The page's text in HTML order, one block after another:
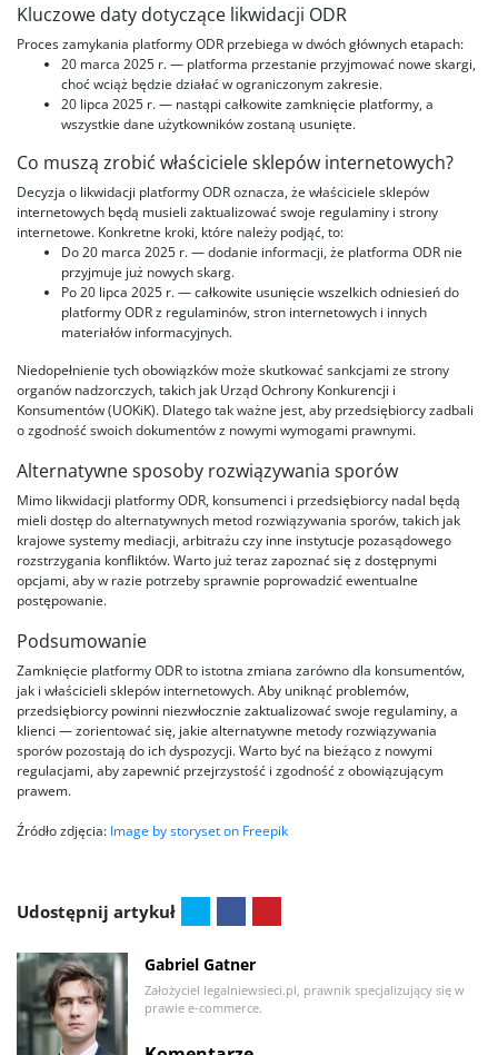
Kluczowe daty dotyczące likwidacji ODR
Proces zamykania platformy ODR przebiega w dwóch głównych etapach:
20 marca 2025 r. — platforma przestanie przyjmować nowe skargi,
choć wciąż będzie działać w ograniczonym zakresie.
20 lipca 2025 r. — nastąpi całkowite zamknięcie platformy, a
wszystkie dane użytkowników zostaną usunięte.
Co muszą zrobić właściciele sklepów internetowych?
Decyzja o likwidacji platformy ODR oznacza, że właściciele sklepów
internetowych będą musieli zaktualizować swoje regulaminy i strony
internetowe. Konkretne kroki, które należy podjąć, to:
Do 20 marca 2025 r. — dodanie informacji, że platforma ODR nie
przyjmuje już nowych skarg.
Po 20 lipca 2025 r. — całkowite usunięcie wszelkich odniesień do
platformy ODR z regulaminów, stron internetowych i innych
materiałów informacyjnych.
Niedopełnienie tych obowiązków może skutkować sankcjami ze strony
organów nadzorczych, takich jak Urząd Ochrony Konkurencji i
Konsumentów (UOKiK). Dlatego tak ważne jest, aby przedsiębiorcy zadbali
o zgodność swoich dokumentów z nowymi wymogami prawnymi.
Alternatywne sposoby rozwiązywania sporów
Mimo likwidacji platformy ODR, konsumenci i przedsiębiorcy nadal będą
mieli dostęp do alternatywnych metod rozwiązywania sporów, takich jak
krajowe systemy mediacji, arbitrażu czy inne instytucje pozasądowego
rozstrzygania konfliktów. Warto już teraz zapoznać się z dostępnymi
opcjami, aby w razie potrzeby sprawnie poprowadzić ewentualne
postępowanie.
Podsumowanie
Zamknięcie platformy ODR to istotna zmiana zarówno dla konsumentów,
jak i właścicieli sklepów internetowych. Aby uniknąć problemów,
przedsiębiorcy powinni niezwłocznie zaktualizować swoje regulaminy, a
klienci — zorientować się, jakie alternatywne metody rozwiązywania
sporów pozostają do ich dyspozycji. Warto być na bieżąco z nowymi
regulacjami, aby zapewnić przejrzystość i zgodność z obowiązującym
prawem.
Źródło zdjęcia: Image by storyset on Freepik
Udostępnij artykuł
Gabriel Gatner
Założyciel legalniewsieci.pl, prawnik specjalizujący się w
prawie e-commerce.